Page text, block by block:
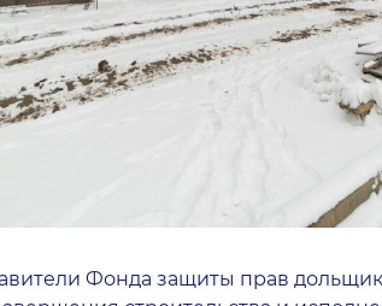
Фонда защиты прав